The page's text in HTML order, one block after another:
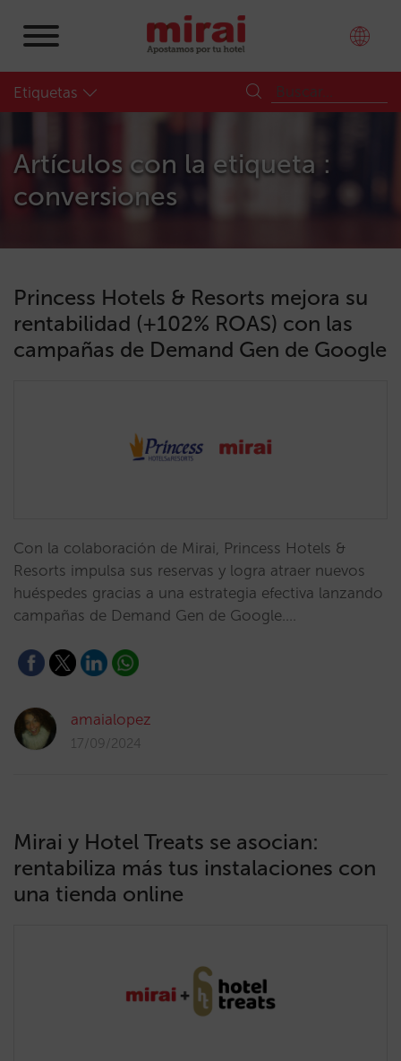
Etiquetas
Artículos con la etiqueta :
conversiones
Princess Hotels & Resorts mejora su
rentabilidad (+102% ROAS) con las
campañas de Demand Gen de Google
Con la colaboración de Mirai, Princess Hotels &
Resorts impulsa sus reservas y logra atraer nuevos
huéspedes gracias a una estrategia efectiva lanzando
campañas de Demand Gen de Google.…
amaialopez
17/09/2024
Mirai y Hotel Treats se asocian:
rentabiliza más tus instalaciones con
una tienda online